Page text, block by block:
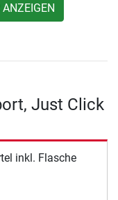
Just Click
inkl. Flasche